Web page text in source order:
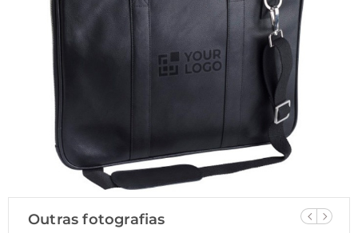
Outras fotografias